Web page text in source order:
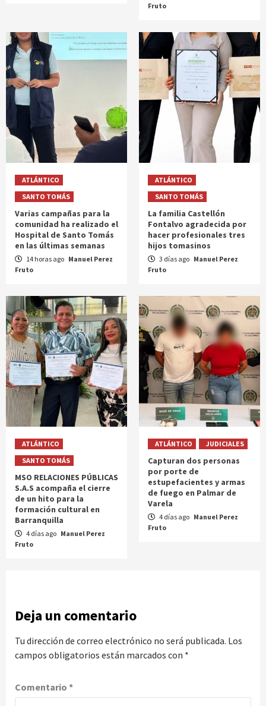
Fruto
ATLÁNTICO
SANTO TOMÁS
Varias campañas para la
comunidad ha realizado el
Hospital de Santo Tomás
en las últimas semanas
14 horas ago Manuel Perez
Fruto
ATLÁNTICO
SANTO TOMÁS
La familia Castellón
Fontalvo agradecida por
hacer profesionales tres
hijos tomasinos
3 días ago Manuel Perez
Fruto
ATLÁNTICO
SANTO TOMÁS
MSO RELACIONES PÚBLICAS
S.A.S acompaña el cierre
de un hito para la
formación cultural en
Barranquilla
4 días ago Manuel Perez
Fruto
ATLÁNTICO JUDICIALES
Capturan dos personas
por porte de
estupefacientes y armas
de fuego en Palmar de
Varela
4 días ago Manuel Perez
Fruto
Deja un comentario
Tu dirección de correo electrónico no será publicada. Los
campos obligatorios están marcados con *
Comentario *